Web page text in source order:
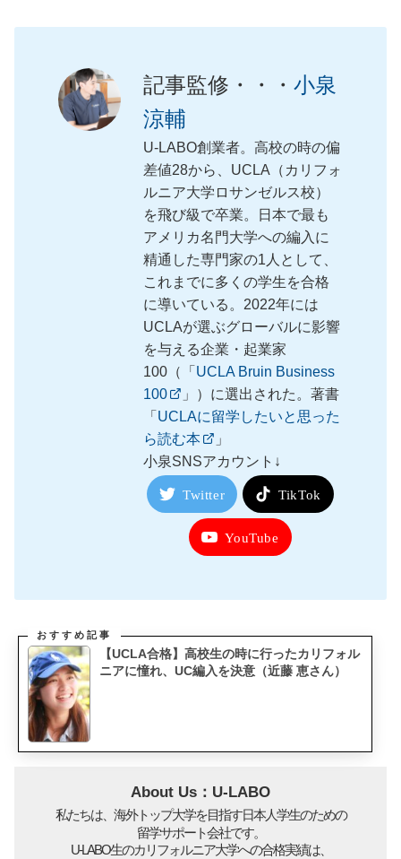
記事監修・・・ 小泉
涼輔
U-LABO創業者。高校の時の偏
差値28から、UCLA（カリフォ
ルニア大学ロサンゼルス校）
を飛び級で卒業。日本で最も
アメリカ名門大学への編入に
精通した専門家の1人として、
これまでに多くの学生を合格
に導いている。2022年には
UCLAが選ぶグローバルに影響
を与える企業・起業家
100（「 UCLA Bruin Business
100
」）に選出された。著書
「 UCLAに留学したいと思った
ら読む本
」
小泉SNSアカウント↓
Twitter TikTok
YouTube
【UCLA合格】高校生の時に行ったカリフォル
ニアに憧れ、UC編入を決意（近藤 恵さん）
About Us：U-LABO
私たちは、海外トップ大学を目指す日本人学生のための
留学サポート会社です。
U-LABO生のカリフォルニア大学への合格実績は、